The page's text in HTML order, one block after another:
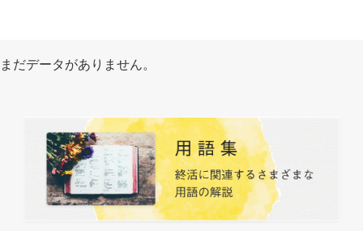
まだデータがありません。